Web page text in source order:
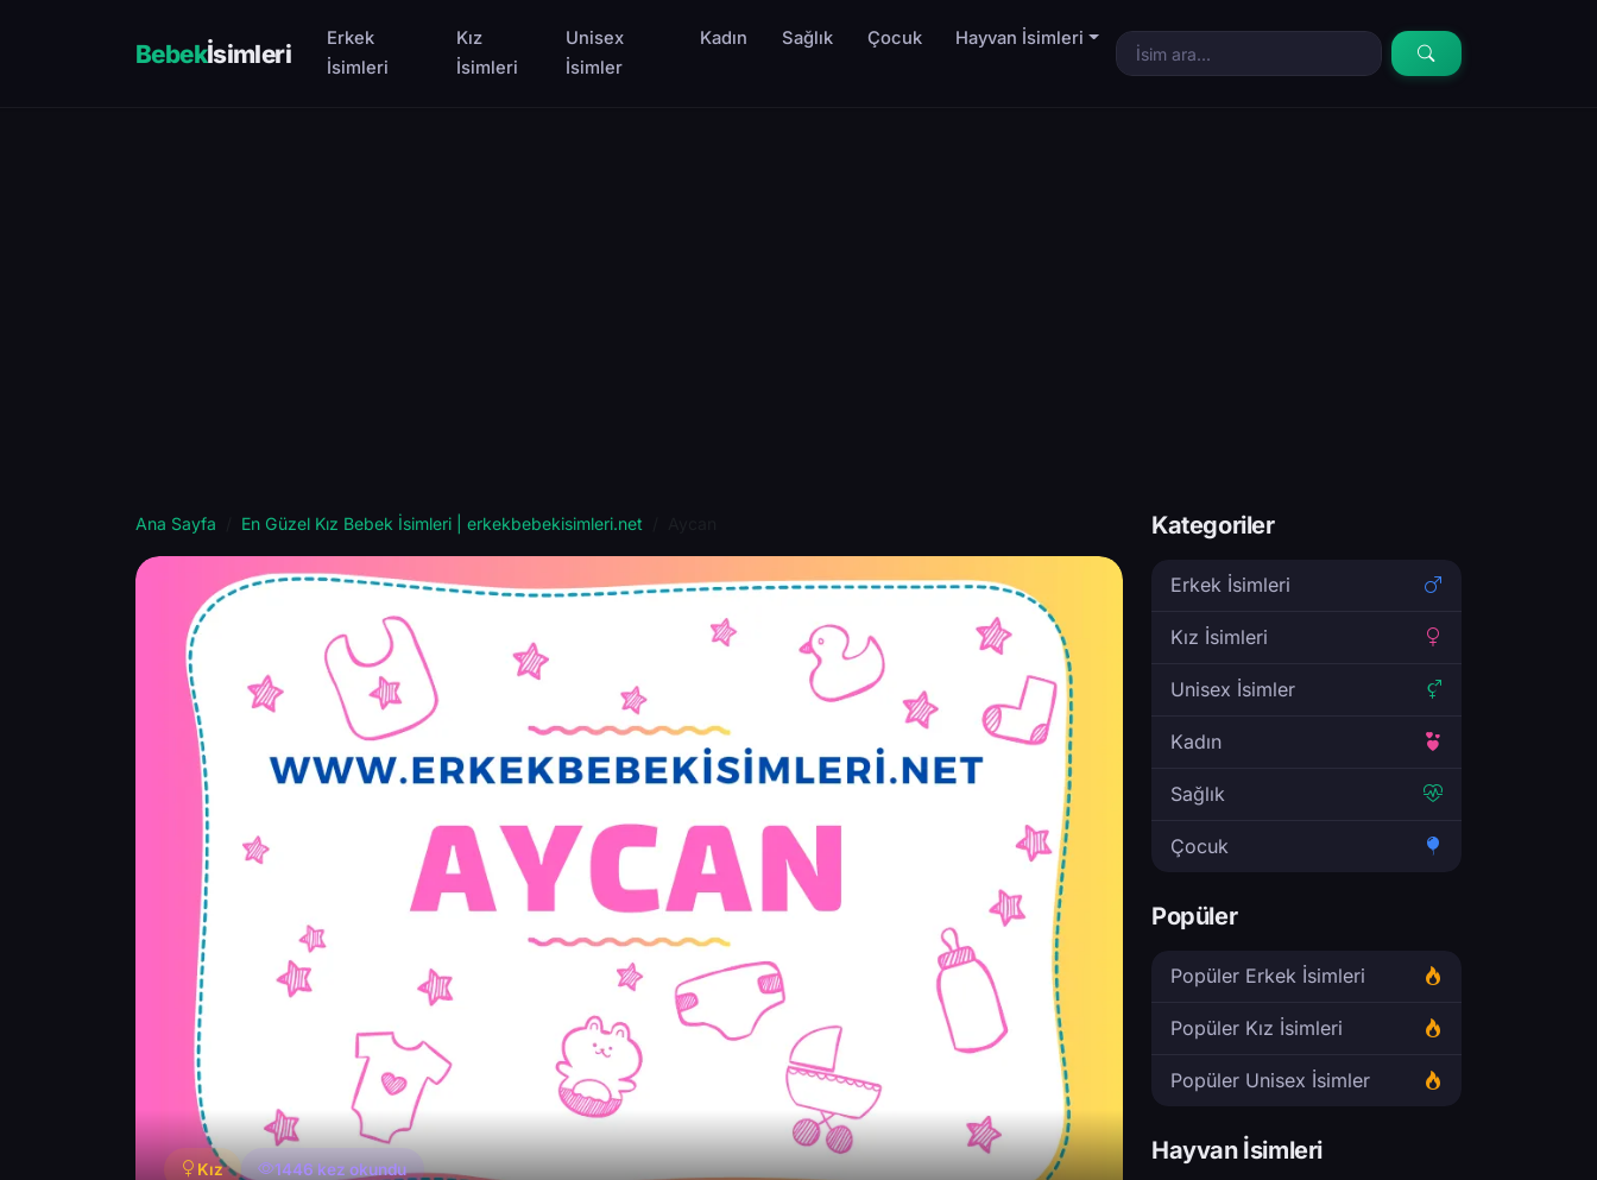
Bebekİsimleri
Erkek
İsimleri
Kız
İsimleri
Unisex
İsimler
Kadın Sağlık Çocuk Hayvan İsimleri
Ana Sayfa En Güzel Kız Bebek İsimleri | erkekbebekisimleri.net
Kız 1446 kez okundu
Kategoriler
Erkek İsimleri
Kız İsimleri
Unisex İsimler
Kadın
Sağlık
Çocuk
Popüler
Popüler Erkek İsimleri
Popüler Kız İsimleri
Popüler Unisex İsimler
Hayvan İsimleri